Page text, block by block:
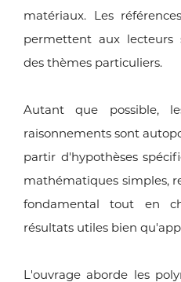
matériaux. Les
permettent aux lecteurs
des thèmes particuliers.
Autant que possible,
raisonnements sont
partir d'hypothèses
mathématiques simples,
fondamental tout en
résultats utiles bien
L'ouvrage aborde les